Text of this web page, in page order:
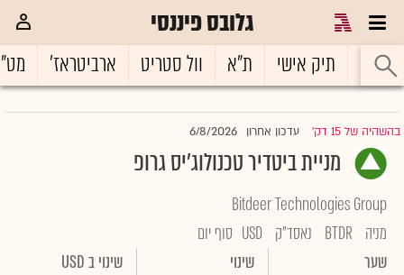
גלובס פיננסי
ראשי תיק אישי ת"א וול סטריט ארביטראז'
בהשהיה של 15 דק' |עדכון אחרון 6/8/2026
מניית ביטדיר טכנולוג'יס גרופ
Bitdeer Technologies Group
מניה
BTDR נאסד"ק USD סוף יום
שער
שינוי שינוי ב USD